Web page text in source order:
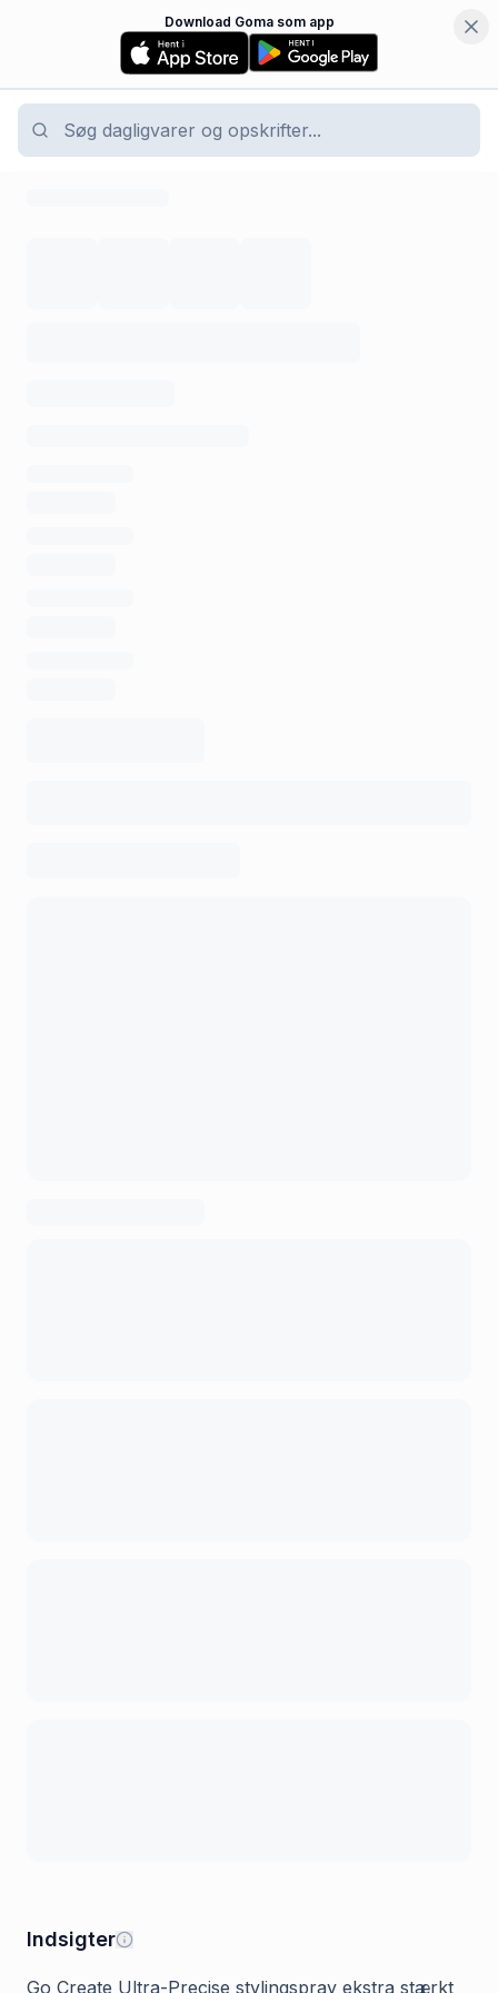
Download Goma som app
Indsigter
Go Create Ultra-Precise stylingspray ekstra stærkt